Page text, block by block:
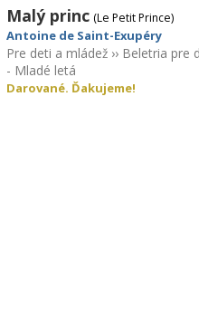
Malý princ (Le Petit Prince)
Antoine de Saint-Exupéry
Pre deti a mládež ›› Beletria pre
- Mladé letá
Darované. Ďakujeme!